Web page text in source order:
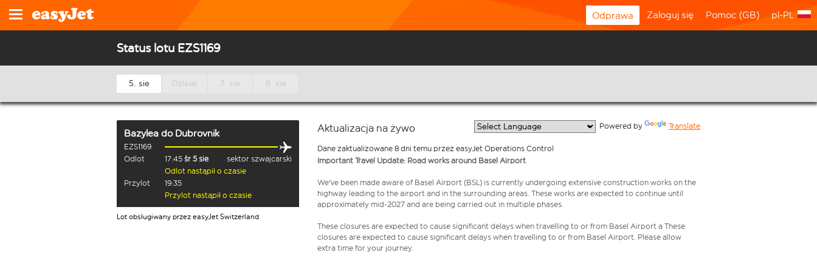
Odprawa Zaloguj się Pomoc (GB) pl-PL
Status lotu EZS1169
5. sie Dzisiaj 7. sie 8. sie
Bazylea do Dubrovnik
EZS1169
Odlot
17:45 śr 5 sie
sektor szwajcarski
Odlot nastąpił o czasie
Przylot
19:35
Przylot nastąpił o czasie
Lot obsługiwany przez easyJet Switzerland
Aktualizacja na żywo Powered by Translate
Dane zaktualizowane 8 dni temu przez easyJet Operations Control
Important Travel Update: Road works around Basel Airport
We've been made aware of Basel Airport (BSL) is currently undergoing extensive construction works on the
highway leading to the airport and in the surrounding areas. These works are expected to continue until
approximately mid-2027 and are being carried out in multiple phases.
These closures are expected to cause significant delays when travelling to or from Basel Airport a These
closures are expected to cause significant delays when travelling to or from Basel Airport. Please allow
extra time for your journey.